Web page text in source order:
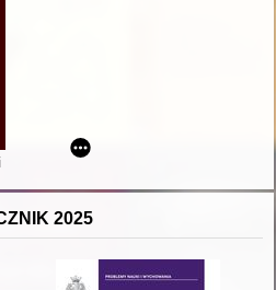
plany : pijarzy w Wysokiej,
2025